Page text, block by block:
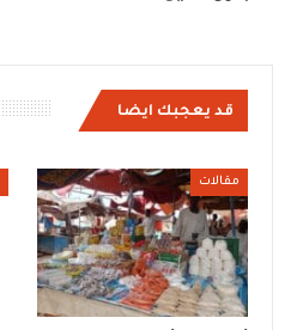
قد يعجبك ايضا
مقالات